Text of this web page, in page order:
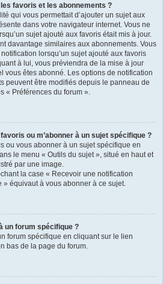
favoris et les abonnements ?
qui vous permettait d’ajouter un sujet aux
dans votre navigateur internet. Vous ne
sujet ajouté aux favoris était mis à jour.
davantage similaires aux abonnements. Vous
lorsqu’un sujet ajouté aux favoris
à lui, vous préviendra de la mise à jour
vous êtes abonné. Les options de notification
peuvent être modifiés depuis le panneau de
« Préférences du forum ».
ou m’abonner à un sujet spécifique ?
ou vous abonner à un sujet spécifique en
le menu « Outils du sujet », situé en haut et
par une image.
la case « Recevoir une notification
» équivaut à vous abonner à ce sujet.
un forum spécifique ?
forum spécifique en cliquant sur le lien
bas de la page du forum.